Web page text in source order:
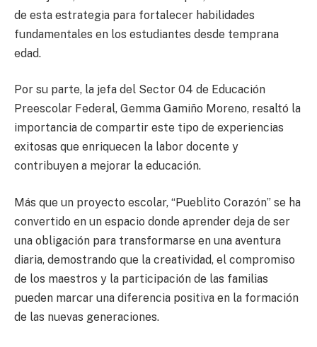
de esta estrategia para fortalecer habilidades
fundamentales en los estudiantes desde temprana
edad.
Por su parte, la jefa del Sector 04 de Educación
Preescolar Federal, Gemma Gamiño Moreno, resaltó la
importancia de compartir este tipo de experiencias
exitosas que enriquecen la labor docente y
contribuyen a mejorar la educación.
Más que un proyecto escolar, “Pueblito Corazón” se ha
convertido en un espacio donde aprender deja de ser
una obligación para transformarse en una aventura
diaria, demostrando que la creatividad, el compromiso
de los maestros y la participación de las familias
pueden marcar una diferencia positiva en la formación
de las nuevas generaciones.